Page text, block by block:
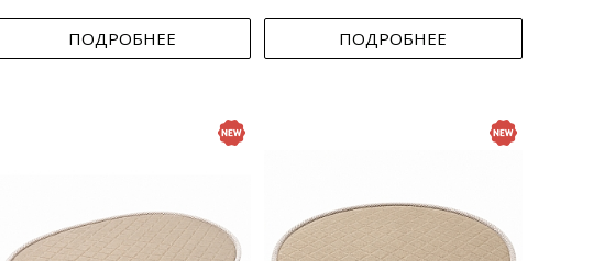
ПОДРОБНЕЕ ПОДРОБНЕЕ